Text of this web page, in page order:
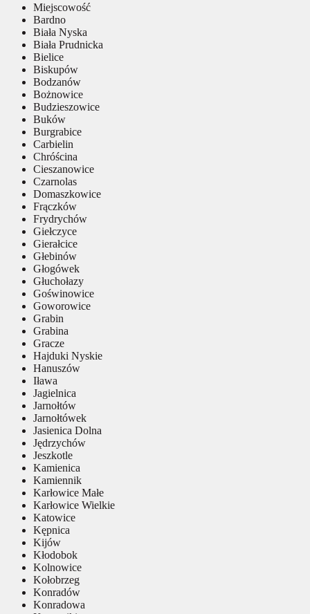
Miejscowość
Bardno
Biała Nyska
Biała Prudnicka
Bielice
Biskupów
Bodzanów
Bożnowice
Budzieszowice
Buków
Burgrabice
Carbielin
Chróścina
Cieszanowice
Czarnolas
Domaszkowice
Frączków
Frydrychów
Giełczyce
Gierałcice
Głebinów
Głogówek
Głuchołazy
Goświnowice
Goworowice
Grabin
Grabina
Gracze
Hajduki Nyskie
Hanuszów
Iława
Jagielnica
Jarnołtów
Jarnołtówek
Jasienica Dolna
Jędrzychów
Jeszkotle
Kamienica
Kamiennik
Karłowice Małe
Karłowice Wielkie
Katowice
Kępnica
Kijów
Kłodobok
Kolnowice
Kołobrzeg
Konradów
Konradowa